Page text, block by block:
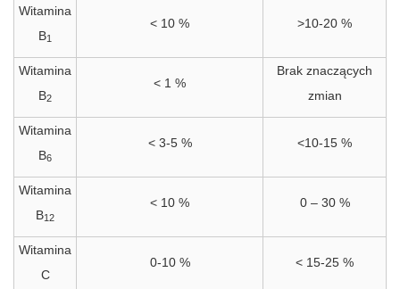
Witamina
B1
< 10 % >10-20 %
Witamina
B2
< 1 %
Brak znaczących
zmian
Witamina
B6
< 3-5 % <10-15 %
Witamina
B12
< 10 % 0 – 30 %
Witamina
C
0-10 % < 15-25 %